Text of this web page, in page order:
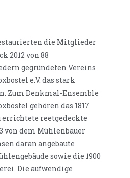
die Mitglieder
2012 von 88
gegründeten Vereins
e.V. das stark
Zum Denkmal-Ensemble
gehören das 1817
errichtete reetgedeckte
von dem Mühlenbauer
daran angebaute
sowie die 1900
Die aufwendige